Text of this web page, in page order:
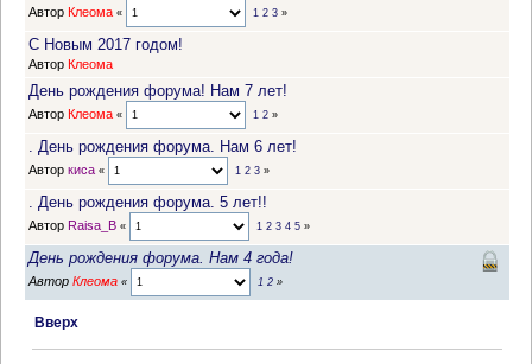
Автор Клеома « 1 2 3»
С Новым 2017 годом!
Автор Клеома
День рождения форума! Нам 7 лет!
Автор Клеома « 1 2»
. День рождения форума. Нам 6 лет!
Автор киса « 1 2 3»
. День рождения форума. 5 лет!!
Автор Raisa_B « 1 2 3 4 5»
День рождения форума. Нам 4 года!
Автор Клеома « 1 2»
Вверх